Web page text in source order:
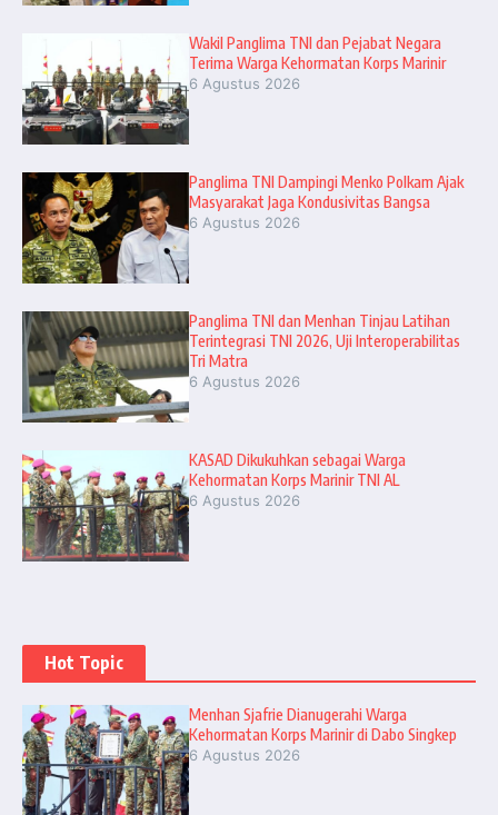
Wakil Panglima TNI dan Pejabat Negara
Terima Warga Kehormatan Korps Marinir
6 Agustus 2026
Panglima TNI Dampingi Menko Polkam Ajak
Masyarakat Jaga Kondusivitas Bangsa
6 Agustus 2026
Panglima TNI dan Menhan Tinjau Latihan
Terintegrasi TNI 2026, Uji Interoperabilitas
Tri Matra
6 Agustus 2026
KASAD Dikukuhkan sebagai Warga
Kehormatan Korps Marinir TNI AL
6 Agustus 2026
Hot Topic
Menhan Sjafrie Dianugerahi Warga
Kehormatan Korps Marinir di Dabo Singkep
6 Agustus 2026